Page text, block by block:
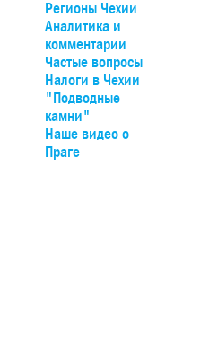
Чешский крас и
можно добраться на
D4, удобно – на поезде
или Главного вокзалов.
Регионы Чехии
Аналитика и
комментарии
Частые вопросы
Налоги в Чехии
"Подводные
камни"
Наше видео о
Праге